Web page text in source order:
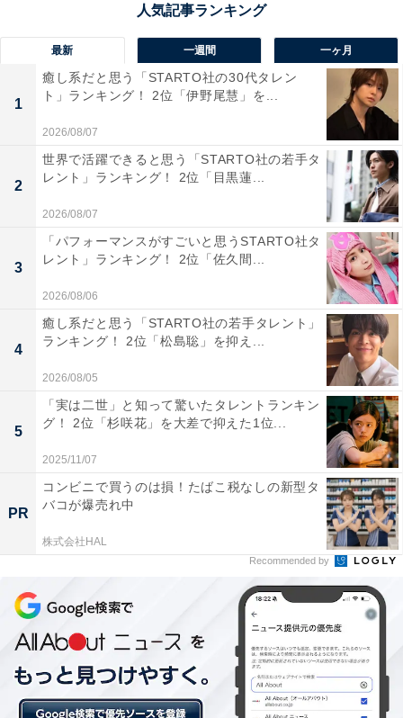
鳥取砂丘は、日本海に面して広大な砂の世界が広がる、
長い年月をかけて砂と風が作りあげた奇跡の造形美で
す。秋は、風が主役となる季節。風によって描かれる砂
の波模様「風紋」が優美な曲線をえがき、砂丘全体を自
然の芸術作品のように彩ります。また、10月から11月に
かけては砂丘らっきょうの花が見頃を迎え、広大ならっ
きょう畑が赤紫色に染まる景色は圧巻です。
回答者からは「夏は暑いが、秋になると涼しく過ごしや
すい。砂丘は珍しいため」（20代女性／埼玉県）、「秋
は気温が穏やかで、散策に最適。夕日の時間帯が特にい
い」（40代女性／愛知県）、「砂丘の美しさだけではな
くてラッキョウの花なども楽しめるから」（60代男性／
千葉県）といった声が集まりました。
※回答者からのコメントは原文ママです
この記事の執筆者： 坂上 恵
All About ニュースの編集者。オールアバウトに入社後、SNSトレン
ドにフォーカスした記事執筆やSEOライティングの経験を経て、の
ちにAll About ニュースチームのメンバーに加入。現在は旅行・カル
チャー・エンタメなどを中心に企画編集を担当。東京都出身。居酒
...続きを読む
次ページ 8位までのランキング結果を見る
最新 一週間 一ヶ月
1
癒し系だと思う「STARTO社の30代タレン
ト」ランキング！ 2位「伊野尾慧」を...
2026/08/07
2
世界で活躍できると思う「STARTO社の若手タ
レント」ランキング！ 2位「目黒蓮...
2026/08/07
3
「パフォーマンスがすごいと思うSTARTO社タ
レント」ランキング！ 2位「佐久間...
2026/08/06
4
癒し系だと思う「STARTO社の若手タレント」
ランキング！ 2位「松島聡」を抑え...
2026/08/05
5
「実は二世」と知って驚いたタレントランキン
グ！ 2位「杉咲花」を大差で抑えた1位...
2025/11/07
PR
コンビニで買うのは損！たばこ税なしの新型タ
バコが爆売れ中
株式会社HAL
Recommended by